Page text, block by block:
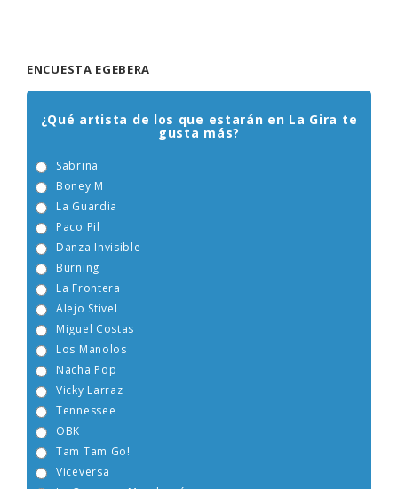
ENCUESTA EGEBERA
¿Qué artista de los que estarán en La Gira te
gusta más?
Sabrina
Boney M
La Guardia
Paco Pil
Danza Invisible
Burning
La Frontera
Alejo Stivel
Miguel Costas
Los Manolos
Nacha Pop
Vicky Larraz
Tennessee
OBK
Tam Tam Go!
Viceversa